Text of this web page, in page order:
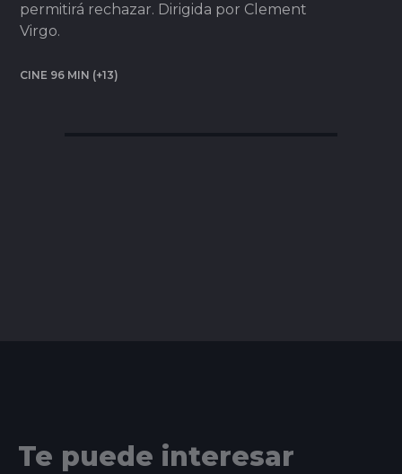
permitirá rechazar. Dirigida por Clement
Virgo.
CINE 96 MIN (+13)
Te puede interesar